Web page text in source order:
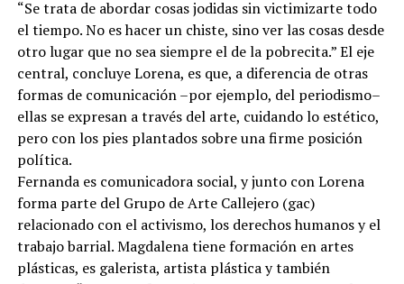
“Se trata de abordar cosas jodidas sin victimizarte todo
el tiempo. No es hacer un chiste, sino ver las cosas desde
otro lugar que no sea siempre el de la pobrecita.” El eje
central, concluye Lorena, es que, a diferencia de otras
formas de comunicación –por ejemplo, del periodismo–
ellas se expresan a través del arte, cuidando lo estético,
pero con los pies plantados sobre una firme posición
política.
Fernanda es comunicadora social, y junto con Lorena
forma parte del Grupo de Arte Callejero (gac)
relacionado con el activismo, los derechos humanos y el
trabajo barrial. Magdalena tiene formación en artes
plásticas, es galerista, artista plástica y también